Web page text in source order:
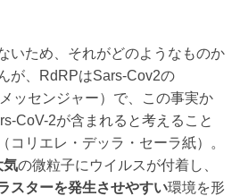
いため、それがどのようなものか
が、RdRPはSars-Cov2の
ッセンジャー）で、この事実か
CoV-2が含まれると考えること
コリエレ・デッラ・セーラ紙）。
気の微粒子にウイルスが付着し、
スターを発生させやすい環境を形